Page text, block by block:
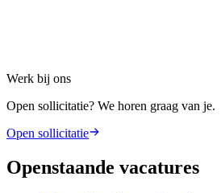
Werk bij ons
Open sollicitatie? We horen graag van je.
Open sollicitatie
Openstaande vacatures